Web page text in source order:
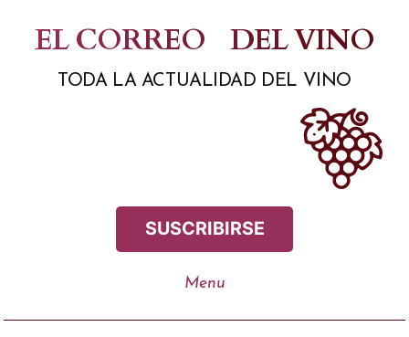
contenido
EL CORREO DEL VINO
TODA LA ACTUALIDAD DEL VINO
SUSCRIBIRSE